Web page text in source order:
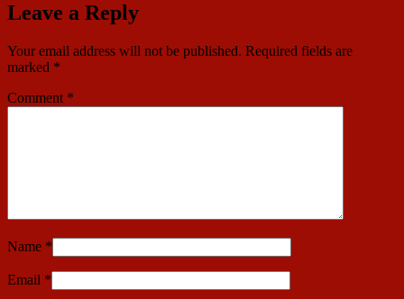
Leave a Reply
Your email address will not be published. Required fields are
marked *
Comment *
Name *
Email *